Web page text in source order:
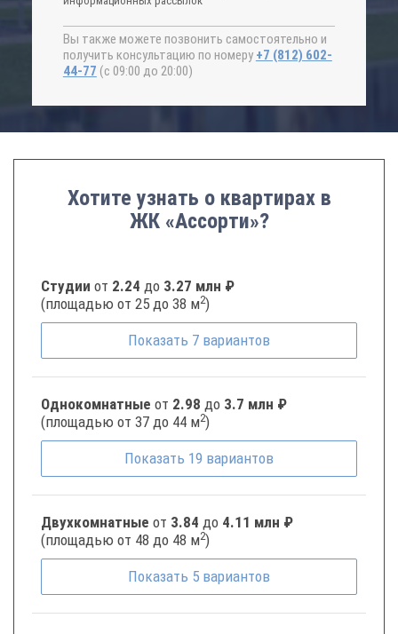
Вы также можете позвонить самостоятельно и
получить консультацию по номеру +7 (812) 602-
44-77 (с 09:00 до 20:00)
Хотите узнать о квартирах в
ЖК «Ассорти»?
Студии от 2.24 до 3.27 млн ₽
(площадью от 25 до 38 м2)
Показать 7 вариантов
Однокомнатные от 2.98 до 3.7 млн ₽
(площадью от 37 до 44 м2)
Показать 19 вариантов
Двухкомнатные от 3.84 до 4.11 млн ₽
(площадью от 48 до 48 м2)
Показать 5 вариантов